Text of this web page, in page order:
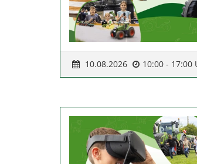
10.08.2026 10:00 - 17:00